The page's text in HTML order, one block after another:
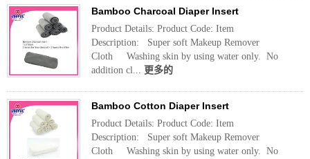
Bamboo Charcoal Diaper Insert
Product Details: Product Code: Item
Description: Super soft Makeup Remover
Cloth Washing skin by using water only. No
addition cl... 更多的
Bamboo Cotton Diaper Insert
Product Details: Product Code: Item
Description: Super soft Makeup Remover
Cloth Washing skin by using water only. No